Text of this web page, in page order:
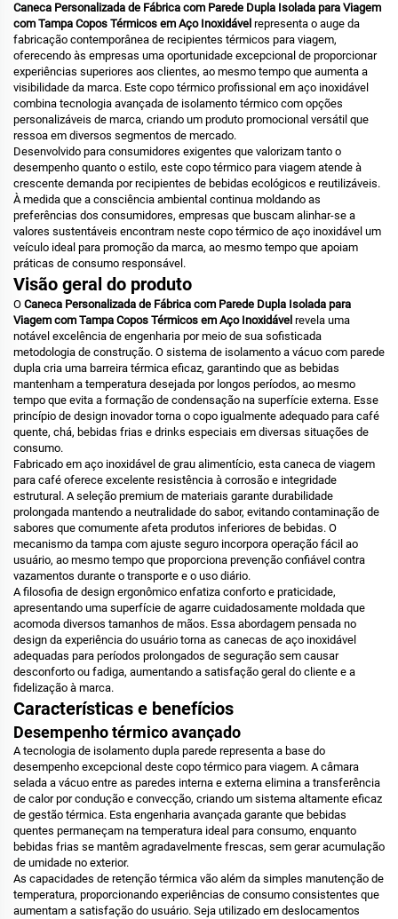
Caneca Personalizada de Fábrica com Parede Dupla Isolada para Viagem
com Tampa Copos Térmicos em Aço Inoxidável representa o auge da
fabricação contemporânea de recipientes térmicos para viagem,
oferecendo às empresas uma oportunidade excepcional de proporcionar
experiências superiores aos clientes, ao mesmo tempo que aumenta a
visibilidade da marca. Este copo térmico profissional em aço inoxidável
combina tecnologia avançada de isolamento térmico com opções
personalizáveis de marca, criando um produto promocional versátil que
ressoa em diversos segmentos de mercado.
Desenvolvido para consumidores exigentes que valorizam tanto o
desempenho quanto o estilo, este copo térmico para viagem atende à
crescente demanda por recipientes de bebidas ecológicos e reutilizáveis.
À medida que a consciência ambiental continua moldando as
preferências dos consumidores, empresas que buscam alinhar-se a
valores sustentáveis encontram neste copo térmico de aço inoxidável um
veículo ideal para promoção da marca, ao mesmo tempo que apoiam
práticas de consumo responsável.
Visão geral do produto
O Caneca Personalizada de Fábrica com Parede Dupla Isolada para
Viagem com Tampa Copos Térmicos em Aço Inoxidável revela uma
notável excelência de engenharia por meio de sua sofisticada
metodologia de construção. O sistema de isolamento a vácuo com parede
dupla cria uma barreira térmica eficaz, garantindo que as bebidas
mantenham a temperatura desejada por longos períodos, ao mesmo
tempo que evita a formação de condensação na superfície externa. Esse
princípio de design inovador torna o copo igualmente adequado para café
quente, chá, bebidas frias e drinks especiais em diversas situações de
consumo.
Fabricado em aço inoxidável de grau alimentício, esta caneca de viagem
para café oferece excelente resistência à corrosão e integridade
estrutural. A seleção premium de materiais garante durabilidade
prolongada mantendo a neutralidade do sabor, evitando contaminação de
sabores que comumente afeta produtos inferiores de bebidas. O
mecanismo da tampa com ajuste seguro incorpora operação fácil ao
usuário, ao mesmo tempo que proporciona prevenção confiável contra
vazamentos durante o transporte e o uso diário.
A filosofia de design ergonômico enfatiza conforto e praticidade,
apresentando uma superfície de agarre cuidadosamente moldada que
acomoda diversos tamanhos de mãos. Essa abordagem pensada no
design da experiência do usuário torna as canecas de aço inoxidável
adequadas para períodos prolongados de seguração sem causar
desconforto ou fadiga, aumentando a satisfação geral do cliente e a
fidelização à marca.
Características e benefícios
Desempenho térmico avançado
A tecnologia de isolamento dupla parede representa a base do
desempenho excepcional deste copo térmico para viagem. A câmara
selada a vácuo entre as paredes interna e externa elimina a transferência
de calor por condução e convecção, criando um sistema altamente eficaz
de gestão térmica. Esta engenharia avançada garante que bebidas
quentes permaneçam na temperatura ideal para consumo, enquanto
bebidas frias se mantêm agradavelmente frescas, sem gerar acumulação
de umidade no exterior.
As capacidades de retenção térmica vão além da simples manutenção de
temperatura, proporcionando experiências de consumo consistentes que
aumentam a satisfação do usuário. Seja utilizado em deslocamentos